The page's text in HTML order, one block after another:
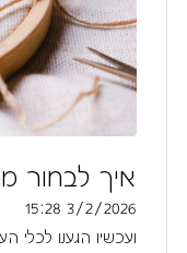
איך לבחור
3/2/2026 15:28
ועכשיו הגענו